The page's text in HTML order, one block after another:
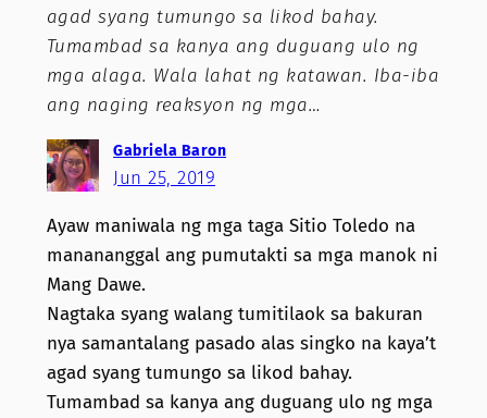
agad syang tumungo sa likod bahay.
Tumambad sa kanya ang duguang ulo ng
mga alaga. Wala lahat ng katawan. Iba-iba
ang naging reaksyon ng mga…
Gabriela Baron
Jun 25, 2019
Ayaw maniwala ng mga taga Sitio Toledo na
manananggal ang pumutakti sa mga manok ni
Mang Dawe.
Nagtaka syang walang tumitilaok sa bakuran
nya samantalang pasado alas singko na kaya’t
agad syang tumungo sa likod bahay.
Tumambad sa kanya ang duguang ulo ng mga